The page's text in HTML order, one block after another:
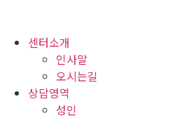
센터소개
인사말
오시는길
상담영역
성인